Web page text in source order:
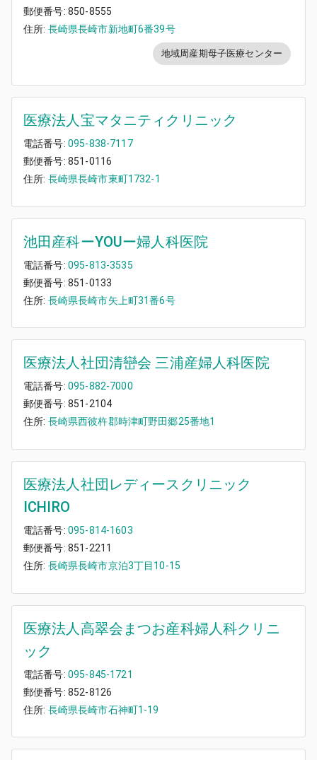
郵便番号: 850-8555
住所: 長崎県長崎市新地町6番39号
地域周産期母子医療センター
医療法人宝マタニティクリニック
電話番号: 095-838-7117
郵便番号: 851-0116
住所: 長崎県長崎市東町1732-1
池田産科ーYOUー婦人科医院
電話番号: 095-813-3535
郵便番号: 851-0133
住所: 長崎県長崎市矢上町31番6号
医療法人社団清巒会 三浦産婦人科医院
電話番号: 095-882-7000
郵便番号: 851-2104
住所: 長崎県西彼杵郡時津町野田郷25番地1
医療法人社団レディースクリニック
ICHIRO
電話番号: 095-814-1603
郵便番号: 851-2211
住所: 長崎県長崎市京泊3丁目10-15
医療法人高翠会まつお産科婦人科クリニ
ック
電話番号: 095-845-1721
郵便番号: 852-8126
住所: 長崎県長崎市石神町1-19